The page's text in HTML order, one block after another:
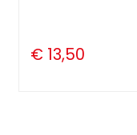
€ 13,50